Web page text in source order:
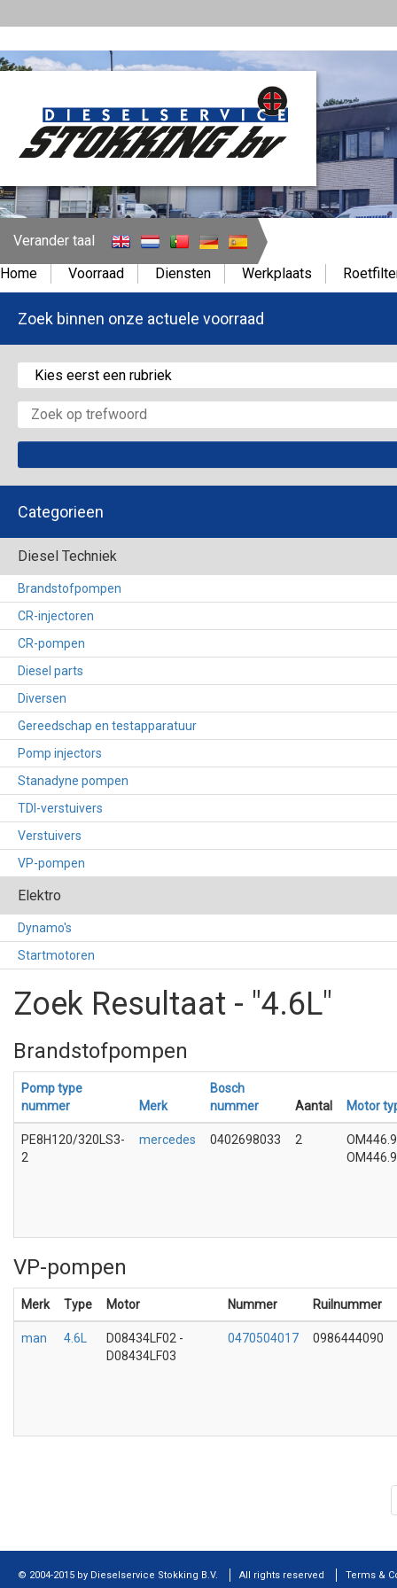
Verander taal
Home
Voorraad Diensten Werkplaats
Zoek binnen onze actuele voorraad
Categorieen
Diesel Techniek
Brandstofpompen
CR-injectoren
CR-pompen
Diesel parts
Diversen
Gereedschap en testapparatuur
Pomp injectors
Stanadyne pompen
TDI-verstuivers
Verstuivers
VP-pompen
Elektro
Dynamo's
Startmotoren
Zoek Resultaat - "4.6L"
Brandstofpompen
Pomp type
nummer
Merk
Bosch
nummer
Aantal Motor
PE8H120/320LS3-
2
mercedes 0402698033 2
VP-pompen
Merk Type Motor Nummer Ruilnummer
man 4.6L
D08434LF02 -
D08434LF03
0470504017 0986444090
© 2004-2015 by Dieselservice Stokking B.V. All rights reserved Terms &